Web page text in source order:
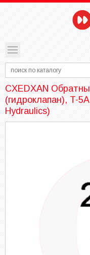
CXEDXAN
(гидроклапан), T-
Hydraulics)